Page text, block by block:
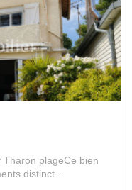
Tharon plageCe bien
distinct...